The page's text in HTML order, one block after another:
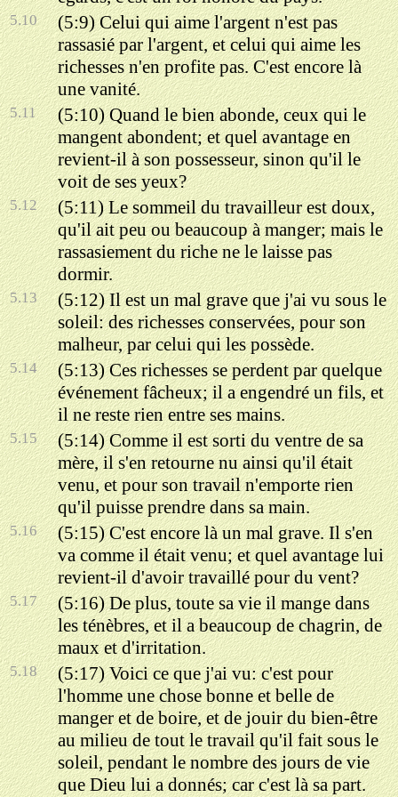
5.10
(5:9) Celui qui aime l'argent n'est pas
rassasié par l'argent, et celui qui aime les
richesses n'en profite pas. C'est encore là
une vanité.
5.11
(5:10) Quand le bien abonde, ceux qui le
mangent abondent; et quel avantage en
revient-il à son possesseur, sinon qu'il le
voit de ses yeux?
5.12
(5:11) Le sommeil du travailleur est doux,
qu'il ait peu ou beaucoup à manger; mais le
rassasiement du riche ne le laisse pas
dormir.
5.13
(5:12) Il est un mal grave que j'ai vu sous le
soleil: des richesses conservées, pour son
malheur, par celui qui les possède.
5.14
(5:13) Ces richesses se perdent par quelque
événement fâcheux; il a engendré un fils, et
il ne reste rien entre ses mains.
5.15
(5:14) Comme il est sorti du ventre de sa
mère, il s'en retourne nu ainsi qu'il était
venu, et pour son travail n'emporte rien
qu'il puisse prendre dans sa main.
5.16
(5:15) C'est encore là un mal grave. Il s'en
va comme il était venu; et quel avantage lui
revient-il d'avoir travaillé pour du vent?
5.17
(5:16) De plus, toute sa vie il mange dans
les ténèbres, et il a beaucoup de chagrin, de
maux et d'irritation.
5.18
(5:17) Voici ce que j'ai vu: c'est pour
l'homme une chose bonne et belle de
manger et de boire, et de jouir du bien-être
au milieu de tout le travail qu'il fait sous le
soleil, pendant le nombre des jours de vie
que Dieu lui a donnés; car c'est là sa part.